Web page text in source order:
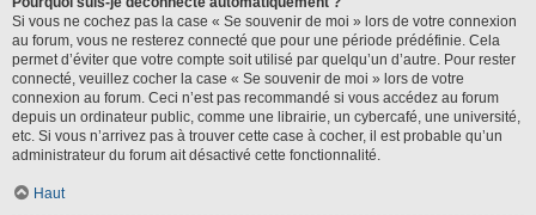
Si vous ne cochez pas la case « Se souvenir de moi » lors de votre connexion
au forum, vous ne resterez connecté que pour une période prédéfinie. Cela
permet d’éviter que votre compte soit utilisé par quelqu’un d’autre. Pour rester
connecté, veuillez cocher la case « Se souvenir de moi » lors de votre
connexion au forum. Ceci n’est pas recommandé si vous accédez au forum
depuis un ordinateur public, comme une librairie, un cybercafé, une université,
etc. Si vous n’arrivez pas à trouver cette case à cocher, il est probable qu’un
administrateur du forum ait désactivé cette fonctionnalité.
Haut